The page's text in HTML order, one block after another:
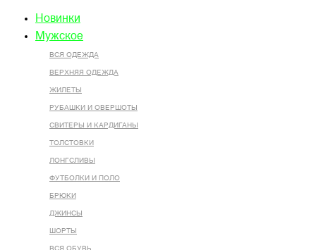
Новинки
Мужское
ВСЯ ОДЕЖДА
ВЕРХНЯЯ ОДЕЖДА
ЖИЛЕТЫ
РУБАШКИ И ОВЕРШОТЫ
СВИТЕРЫ И КАРДИГАНЫ
ТОЛСТОВКИ
ЛОНГСЛИВЫ
ФУТБОЛКИ И ПОЛО
БРЮКИ
ДЖИНСЫ
ШОРТЫ